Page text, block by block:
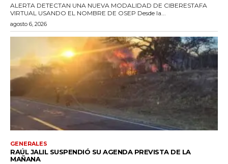
ALERTA DETECTAN UNA NUEVA MODALIDAD DE CIBERESTAFA
VIRTUAL USANDO EL NOMBRE DE OSEP Desde la...
agosto 6, 2026
GENERALES
RAÚL JALIL SUSPENDIÓ SU AGENDA PREVISTA DE LA
MAÑANA